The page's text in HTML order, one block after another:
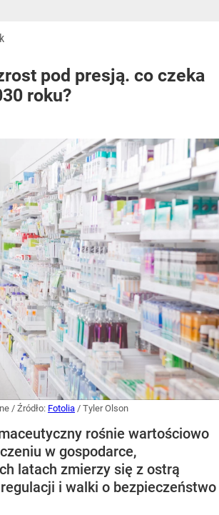
pod presją. co czeka
roku?
/ Źródło: Fotolia / Tyler Olson
rośnie wartościowo
w gospodarce,
latach zmierzy się z ostrą
i walki o bezpieczeństwo